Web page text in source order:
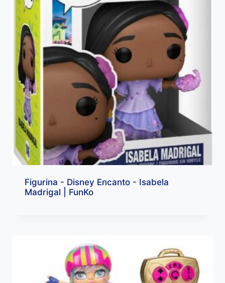
Figurina - Disney Encanto - Isabela
Madrigal | FunKo